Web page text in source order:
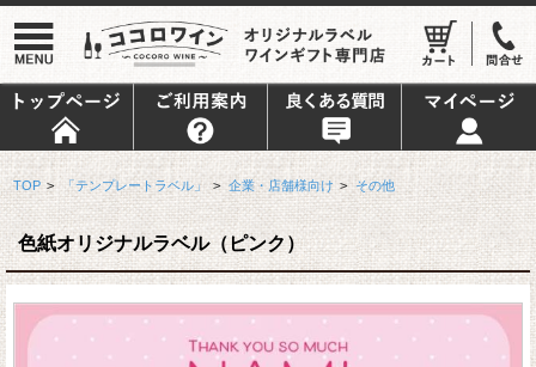
TOP > 「テンプレートラベル」 > 企業・店舗様向け > その他
色紙オリジナルラベル（ピンク）